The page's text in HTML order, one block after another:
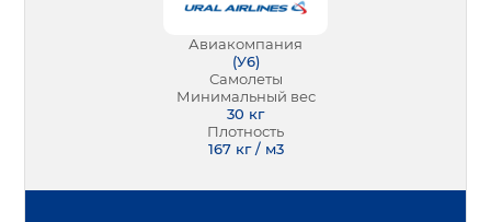
Авиакомпания
(У6)
Самолеты
Минимальный вес
30 кг
Плотность
167 кг / м3